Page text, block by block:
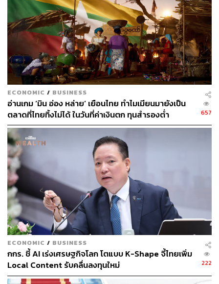
อย่าง EUDR ที่เตรียมแบนสินค้านำเข้าทำลายป่า
ขณะที่ สราวุฒิ อยู่วิทยา เปิดเผยให้เห็นความรุนแรงของการ
เปลี่ยนแปลงสภาพภูมิอากาศว่า รายงานจาก WMO ระบุว่า
ในปี 2023 แหล่งน้ำในโลกเกิดความแห้งแล้งสูงที่สุดในรอบ
30 ปี ด้าน World Bank ระบุว่า หากธุรกิจยังทำแบบเดิม
ภายในปี 2050 จะเกิดความตกต่ำของ GDP คิดเป็นความเสีย
หายกว่า 4.5 ล้านล้านดอลลาร์สหรัฐ และต้นทุนของการปรับ
ตัวในอนาคตก็อาจสูงขึ้นถึง 5 เท่าตัว
ขณะที่อีกด้าน ดร.สมเกียรติ ตั้งกิจวานิชย์ เปิดเผยข้อมูลว่า
บริษัทชั้นนำกว่า 433 แห่งประกาศใช้พลังงานหมุนเวียน
100% จากต้นทุนพลังงานแสงอาทิตย์ที่ลดลงอย่างต่อเนื่อง
90% ในช่วง 10 ปีที่ผ่านมา ส่วน ดร.วิรไท สันติประภพ ระบุว่า
โลกรวนจะทำให้ต้นทุนการทำธุรกิจเพิ่มสูงขึ้น และโจทย์
ใหญ่ที่แต่ละประเทศต้องคิดคือเรื่อง Adaptation ที่ไม่มี
มาตรฐานสากล และเป็นเรื่องที่แต่ละประเทศต้องหาแผน
รองรับในพื้นที่ของตนเอง
นี่คือ 3 โลกที่เรากำลังมุ่งไป และใน 3 โลกนั้นก็มาพร้อมกับ
โจทย์ใหญ่ คือ ความขัดแย้งที่เกิดขึ้นทั่วโลก มีความไม่ลง
รอยกันระหว่างประเทศต่างๆ เมื่อภูมิรัฐศาสตร์โลกเกิดการ
แบ่งโลกออกเป็น 2 ขั้วจากประเด็นความขัดแย้งระหว่างจีน
และสหรัฐฯ Globalization ต้องเจอกับจุดสิ้นสุด ก่อกำเนิด
ECONOMIC / BUSINESS
อ่านเกม ‘มิน อ่อง หล่าย’ เยือนไทย ทำไมเมียนมายังเป็น
ตลาดที่ไทยทิ้งไม่ได้ ในวันที่ค่าเงินตก ทุนสำรองต่ำ
657
ECONOMIC / BUSINESS
กกร. ชี้ AI เร่งเศรษฐกิจโลก โตแบบ K-Shape จี้ไทยเพิ่ม
Local Content รับคลื่นลงทุนใหม่
222